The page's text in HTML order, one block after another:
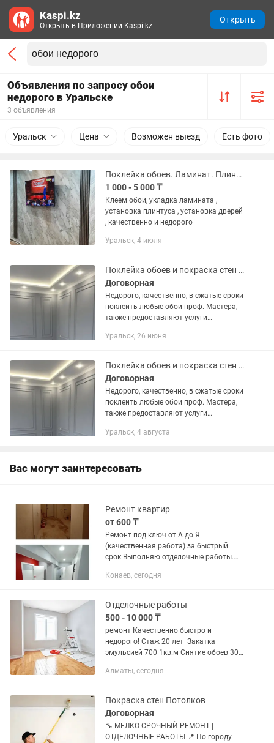
Объявления по запросу обои
недорого в Уральске
3 объявления
Уральск Цена Возможен выезд Есть фото
Поклейка обоев. Ламинат. Плинтус
1 000 - 5 000 ₸
Клеем обои, укладка ламината ,
установка плинтуса , установка дверей
, качественно и недорого
Уральск, 4 июля
Поклейка обоев и покраска стен шпаклевка
Договорная
Недорого, качественно, в сжатые сроки
поклеить любые обои проф. Мастера,
также предоставляют услуги
плинтуса.
Уральск, 26 июня
Поклейка обоев и покраска стен шпаклевка
Договорная
Недорого, качественно, в сжатые сроки
поклеить любые обои проф. Мастера,
также предоставляют услуги
плинтуса.
Уральск, 4 августа
Вас могут заинтересовать
Ремонт квартир
от 600 ₸
Ремонт под ключ от А до Я
(качественная работа) за быстрый
срок.Выполняю отделочные работы.
кафель, ламинат) под ключ.
за кв. м...
Конаев, сегодня
Отделочные работы
500 - 10 000 ₸
ремонт Качественно быстро и
недорого! Стаж 20 лет Закатка
эмульсией 700 1кв.м Снятие обоев 300
Наклейка галтелей 300 погонный метр
Алматы, сегодня
Покраска стен Потолков
Договорная
🔧 МЕЛКО-СРОЧНЫЙ РЕМОНТ |
ОТДЕЛОЧНЫЕ РАБОТЫ 📍 По городу
Kaspi.kz
Открыть в Приложении Kaspi.kz
Открыть